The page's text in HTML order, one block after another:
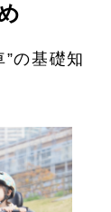
の基礎知